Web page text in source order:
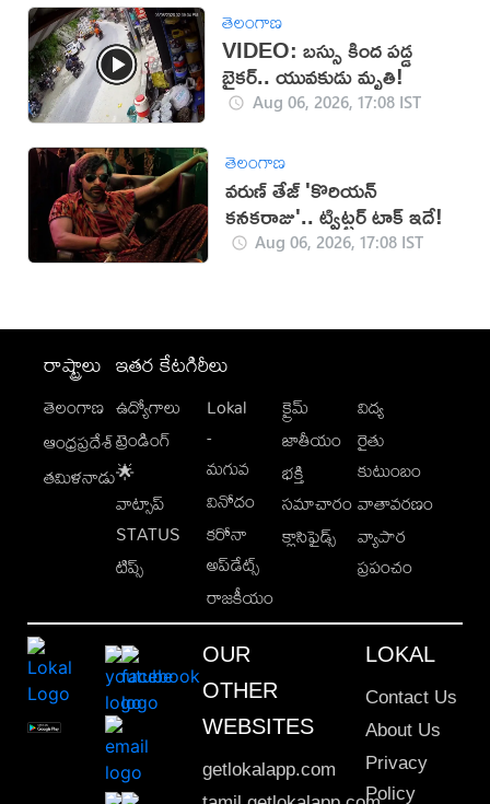
తెలంగాణ
VIDEO: బస్సు కింద పడ్డ
బైకర్.. యువకుడు మృతి!
Aug 06, 2026, 17:08 IST
తెలంగాణ
వరుణ్ తేజ్ 'కొరియన్
కనకరాజు'.. ట్విట్టర్ టాక్ ఇదే!
Aug 06, 2026, 17:08 IST
రాష్ట్రాలు
తెలంగాణ
ఆంధ్రప్రదేశ్
తమిళనాడు
ఇతర కేటగిరీలు
ఉద్యోగాలు
ట్రెండింగ్
🌟
వాట్సాప్
STATUS
టిప్స్
Lokal
-
మగువ
వినోదం
కరోనా
అప్‌డేట్స్
రాజకీయం
క్రైమ్
జాతీయం
భక్తి
సమాచారం
క్లాసిఫైడ్స్
విద్య
రైతు
కుటుంబం
వాతావరణం
వ్యాపార
ప్రపంచం
OUR
OTHER
WEBSITES
getlokalapp.com
LOKAL
Contact Us
About Us
Privacy
Policy